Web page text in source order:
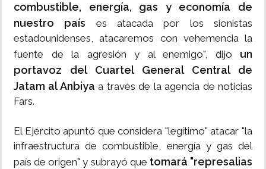
combustible, energía, gas y economía de
nuestro país es atacada por los sionistas
estadounidenses, atacaremos con vehemencia la
fuente de la agresión y al enemigo", dijo un
portavoz del Cuartel General Central de
Jatam al Anbiya a través de la agencia de noticias
Fars.
El Ejército apuntó que considera "legítimo" atacar "la
infraestructura de combustible, energía y gas del
país de origen" y subrayó que tomará "represalias